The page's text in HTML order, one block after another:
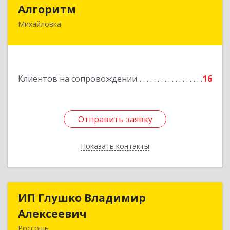
Алгоритм
Михайловка
Клиентов на сопровождении 16
Отправить заявку
Показать контакты
Отправить заявку
Назад
ИП Глушко Владимир
Алексеевич
ИП Глушко Владимир